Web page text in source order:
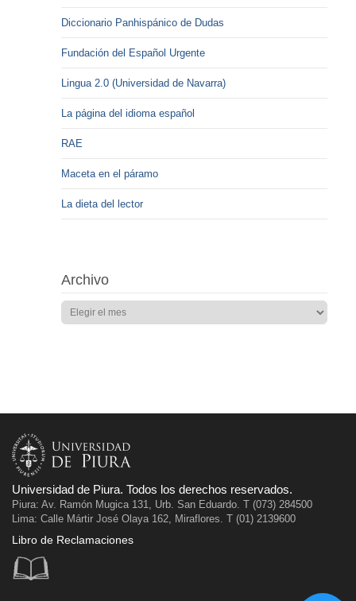
Diccionario Panhispánico de Dudas
Fundación del Español Urgente
Lingua 2.0 (Universidad de Navarra)
La página del idioma español
RAE
Maceta en el páramo
La dieta del lector
Archivo
Universidad de Piura. Todos los derechos reservados.
Piura: Av. Ramón Mugica 131, Urb. San Eduardo. T (073) 284500
Lima: Calle Mártir José Olaya 162, Miraflores. T (01) 2139600
Libro de Reclamaciones